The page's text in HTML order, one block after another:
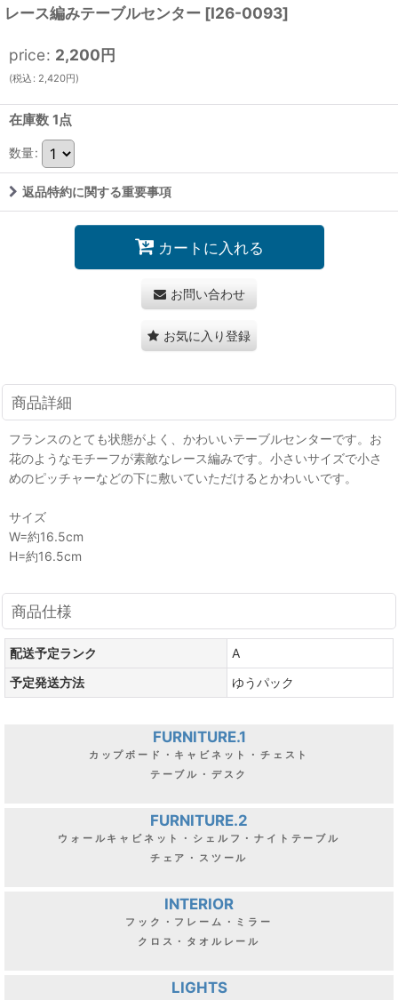
レース編みテーブルセンター [I26-0093]
price: 2,200円
(税込 : 2,420円)
在庫数 1点
数量:
返品特約に関する重要事項
カートに入れる
お問い合わせ
お気に入り登録
商品詳細
フランスのとても状態がよく、かわいいテーブルセンターです。お
花のようなモチーフが素敵なレース編みです。小さいサイズで小さ
めのピッチャーなどの下に敷いていただけるとかわいいです。
サイズ
W=約16.5cm
H=約16.5cm
商品仕様
配送予定ランク
A
予定発送方法
ゆうパック
FURNITURE.1
カップボード・キャビネット・チェスト
テーブル・デスク
FURNITURE.2
ウォールキャビネット・シェルフ・ナイトテーブル
チェア・スツール
INTERIOR
フック・フレーム・ミラー
クロス・タオルレール
LIGHTS